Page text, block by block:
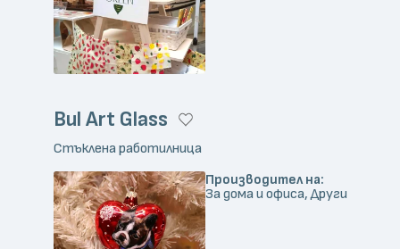
Bul Art Glass
Стъклена работилница
Производител на:
За дома и офиса, Други